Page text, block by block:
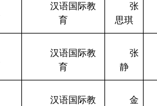
汉语国际教
育
张
思琪
汉语国际教
育
张
静
汉语国际教
金